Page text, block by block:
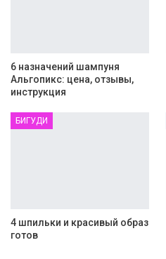
6 назначений шампуня
Альгопикс: цена, отзывы,
инструкция
БИГУДИ
4 шпильки и красивый образ
готов